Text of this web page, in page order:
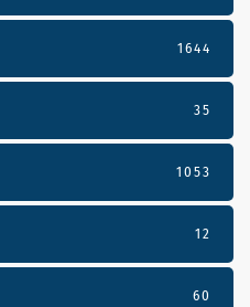
1644
35
1053
12
60